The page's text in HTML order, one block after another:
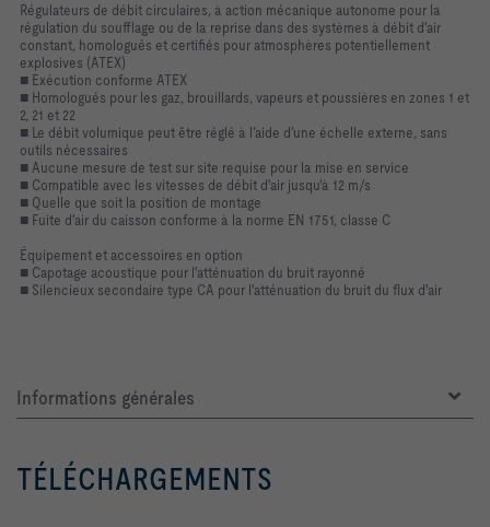
Régulateurs de débit circulaires, à action mécanique autonome pour la
régulation du soufflage ou de la reprise dans des systèmes à débit d'air
constant, homologués et certifiés pour atmosphères potentiellement
explosives (ATEX)
■ Exécution conforme ATEX
■ Homologués pour les gaz, brouillards, vapeurs et poussières en zones 1 et
2, 21 et 22
■ Le débit volumique peut être réglé à l’aide d’une échelle externe, sans
outils nécessaires
■ Aucune mesure de test sur site requise pour la mise en service
■ Compatible avec les vitesses de débit d'air jusqu'à 12 m/s
■ Quelle que soit la position de montage
■ Fuite d'air du caisson conforme à la norme EN 1751, classe C
Équipement et accessoires en option
■ Capotage acoustique pour l'atténuation du bruit rayonné
■ Silencieux secondaire type CA pour l'atténuation du bruit du flux d'air
Informations générales
TÉLÉCHARGEMENTS